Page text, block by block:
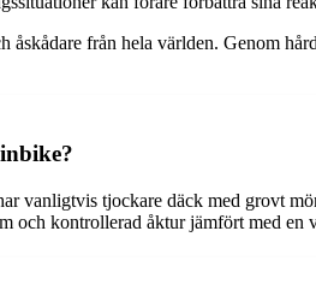
från hela världen. Genom
tjockare däck med grovt
och kontrollerad åktur jämfört med en